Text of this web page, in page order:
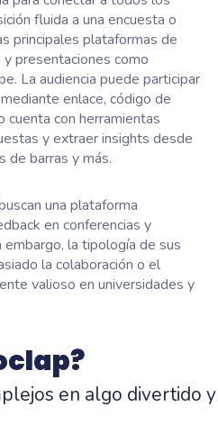
fluida a una encuesta o
principales plataformas de
presentaciones como
La audiencia puede participar
enlace, código de
con herramientas
y extraer insights desde
de barras y más.
una plataforma
en conferencias y
la tipología de sus
la colaboración o el
valioso en universidades y
en algo divertido y